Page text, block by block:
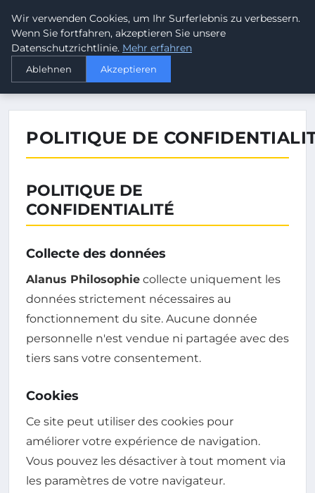
ALANUS PHILOSOPHIE
STARTSEITE › POLITIQUE DE CONFIDENTIALITÉ
POLITIQUE DE
POLITIQUE DE
CONFIDENTIALITÉ
Collecte des données
Alanus Philosophie collecte uniquement les
données strictement nécessaires au
fonctionnement du site. Aucune donnée
personnelle n'est vendue ni partagée avec des
tiers sans votre consentement.
Cookies
Ce site peut utiliser des cookies pour
améliorer votre expérience de navigation.
Vous pouvez les désactiver à tout moment via
les paramètres de votre navigateur.
Wir verwenden Cookies, um Ihr Surferlebnis zu verbessern.
Wenn Sie fortfahren, akzeptieren Sie unsere
Datenschutzrichtlinie. Mehr erfahren
Ablehnen Akzeptieren